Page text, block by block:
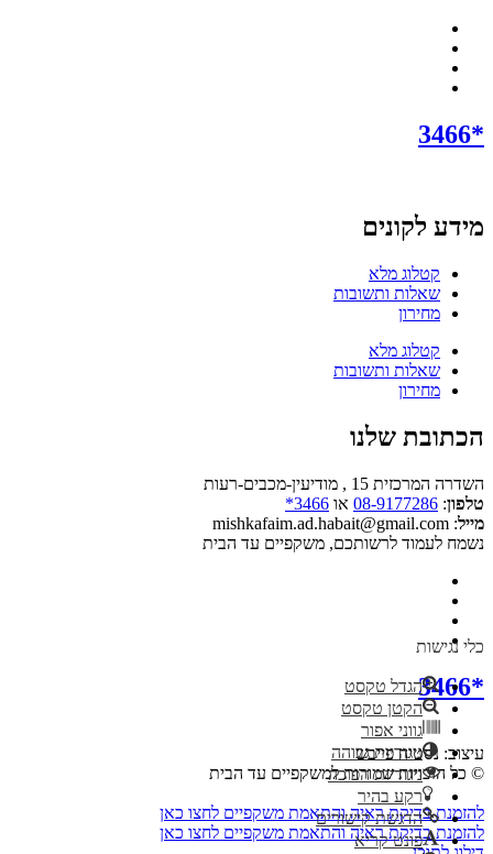
*3466
מידע לקונים
קטלוג מלא
שאלות ותשובות
מחירון
קטלוג מלא
שאלות ותשובות
מחירון
הכתובת שלנו
השדרה המרכזית 15 , מודיעין-מכבים-רעות
טלפון:
08-9177286 או 3466*
מייל: mishkafaim.ad.habait@gmail.com
נשמח לעמוד לרשותכם, משקפיים עד הבית
*3466
עיצוב: נסטיה פייבש
© כל הזכויות שמורות למשקפיים עד הבית
להזמנת בדיקת ראיה והתאמת משקפיים לחצו כאן
להזמנת בדיקת ראיה והתאמת משקפיים לחצו כאן
כלי נגישות
הגדל טקסט
הקטן טקסט
גווני אפור
ניגודיות גבוהה
ניגודיות הפוכה
רקע בהיר
הדגשת קישורים
פונט קריא